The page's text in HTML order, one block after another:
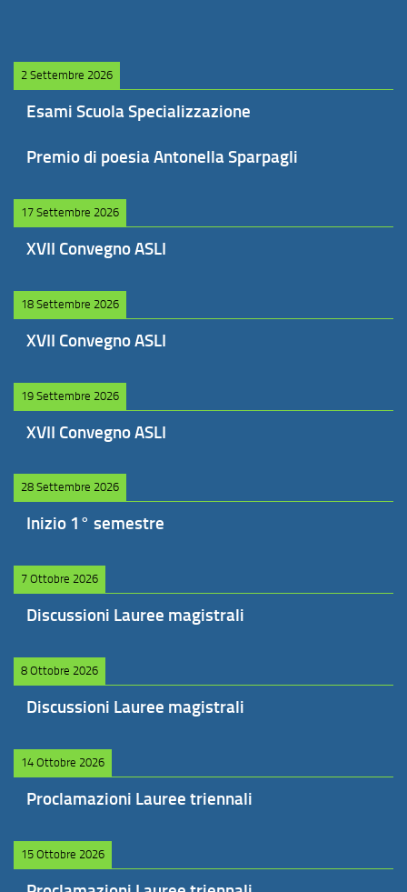
2 Settembre 2026
Esami Scuola Specializzazione
Premio di poesia Antonella Sparpagli
17 Settembre 2026
XVII Convegno ASLI
18 Settembre 2026
XVII Convegno ASLI
19 Settembre 2026
XVII Convegno ASLI
28 Settembre 2026
Inizio 1° semestre
7 Ottobre 2026
Discussioni Lauree magistrali
8 Ottobre 2026
Discussioni Lauree magistrali
14 Ottobre 2026
Proclamazioni Lauree triennali
15 Ottobre 2026